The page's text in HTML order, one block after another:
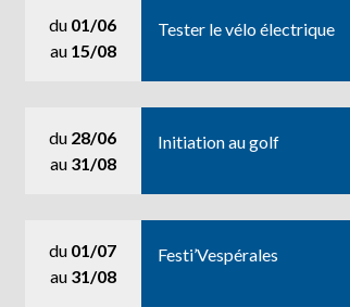
du 01/06
au 15/08
Tester le vélo électrique
du 28/06
au 31/08
Initiation au golf
du 01/07
au 31/08
Festi’Vespérales